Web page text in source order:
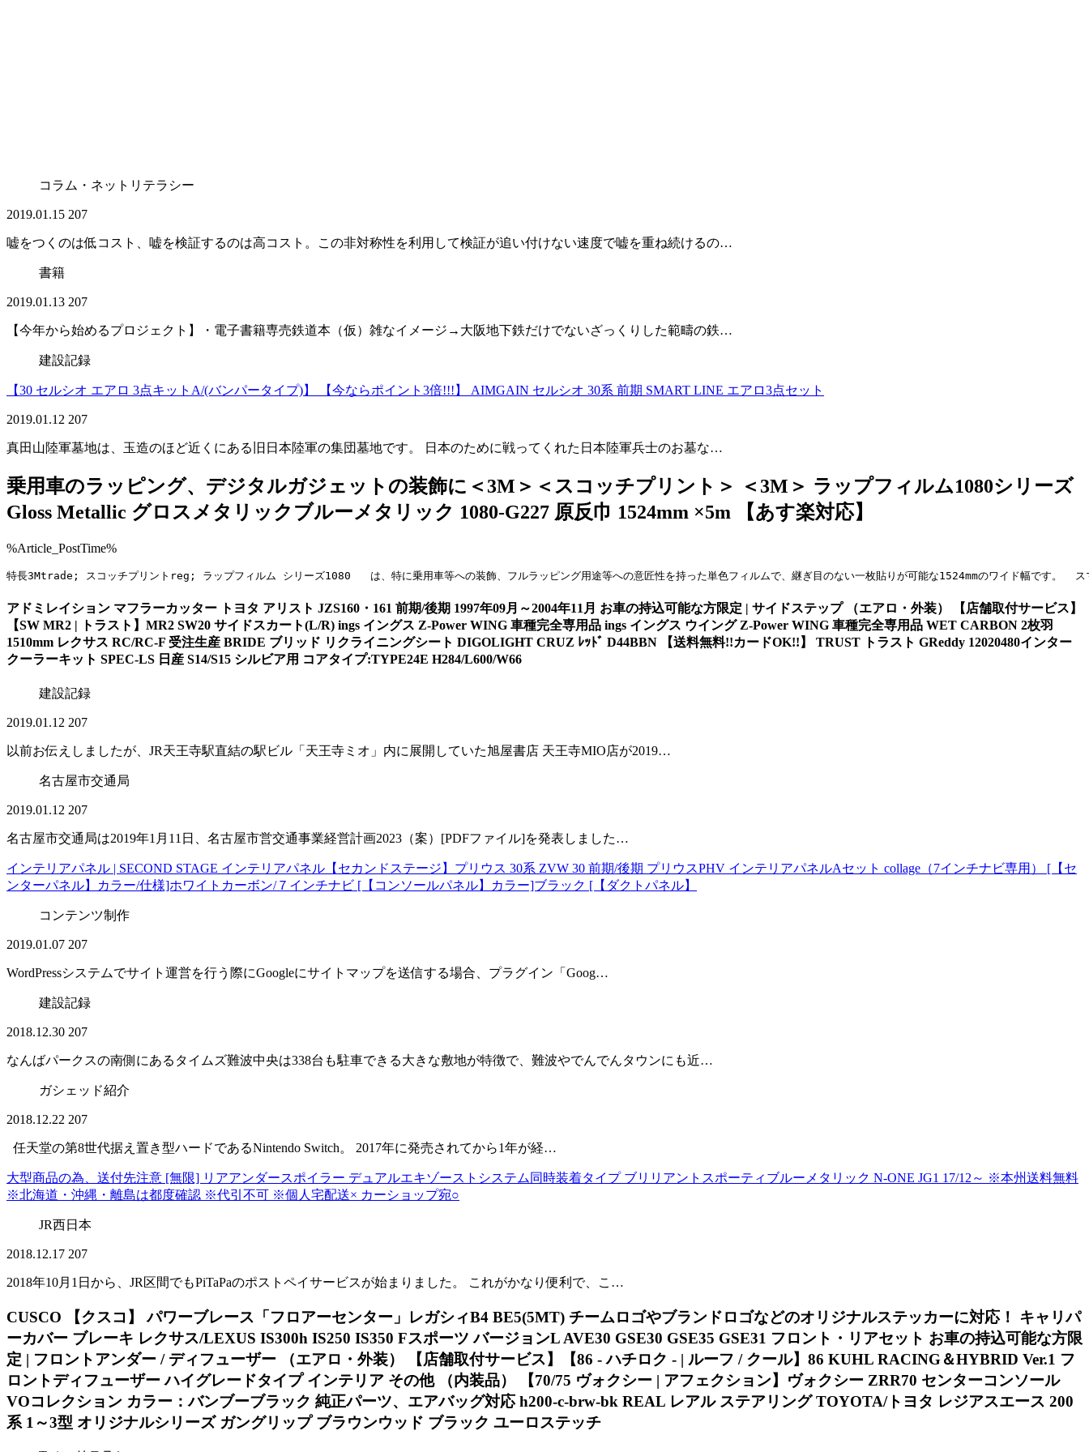
コラム・ネットリテラシー
2019.01.15 207
嘘をつくのは低コスト、嘘を検証するのは高コスト。この非対称性を利用して検証が追い付けない速度で嘘を重ね続けるの…
書籍
2019.01.13 207
【今年から始めるプロジェクト】・電子書籍専売鉄道本（仮）雑なイメージ→大阪地下鉄だけでないざっくりした範疇の鉄…
建設記録
【30 セルシオ エアロ 3点キットA/(バンパータイプ)】 【今ならポイント3倍!!!】 AIMGAIN セルシオ 30系 前期 SMART LINE エアロ3点セット
2019.01.12 207
真田山陸軍墓地は、玉造のほど近くにある旧日本陸軍の集団墓地です。 日本のために戦ってくれた日本陸軍兵士のお墓な…
乗用車のラッピング、デジタルガジェットの装飾に＜3M＞＜スコッチプリント＞ ＜3M＞ ラップフィルム1080シリーズ
Gloss Metallic グロスメタリックブルーメタリック 1080-G227 原反巾 1524mm ×5m 【あす楽対応】
%Article_PostTime%
特長3Mtrade; スコッチプリントreg; ラップフィルム シリーズ1080   は、特に乗用車等への装飾、フルラッピング用途等への意匠性を持った単色フィルムで、継ぎ目のない一枚貼りが可能な1524mmのワイド
アドミレイション マフラーカッター トヨタ アリスト JZS160・161 前期/後期 1997年09月～2004年11月 お車の持込可能な方限定 | サイドステップ （エアロ・外装） 【店舗取付サービス】
【SW MR2 | トラスト】MR2 SW20 サイドスカート(L/R) ings イングス Z-Power WING 車種完全専用品 ings イングス ウイング Z-Power WING 車種完全専用品 WET CARBON 2枚羽
1510mm レクサス RC/RC-F 受注生産 BRIDE ブリッド リクライニングシート DIGOLIGHT CRUZ ﾚｯﾄﾞ D44BBN 【送料無料!!カードOK!!】 TRUST トラスト GReddy 12020480インター
クーラーキット SPEC-LS 日産 S14/S15 シルビア用 コアタイプ:TYPE24E H284/L600/W66
建設記録
2019.01.12 207
以前お伝えしましたが、JR天王寺駅直結の駅ビル「天王寺ミオ」内に展開していた旭屋書店 天王寺MIO店が2019…
名古屋市交通局
2019.01.12 207
名古屋市交通局は2019年1月11日、名古屋市営交通事業経営計画2023（案）[PDFファイル]を発表しました…
インテリアパネル | SECOND STAGE インテリアパネル【セカンドステージ】プリウス 30系 ZVW 30 前期/後期 プリウスPHV インテリアパネルAセット collage（7インチナビ専用） [【セ
ンターパネル】カラー/仕様]ホワイトカーボン/７インチナビ [【コンソールパネル】カラー]ブラック [【ダクトパネル】
コンテンツ制作
2019.01.07 207
WordPressシステムでサイト運営を行う際にGoogleにサイトマップを送信する場合、プラグイン「Goog…
建設記録
2018.12.30 207
なんばパークスの南側にあるタイムズ難波中央は338台も駐車できる大きな敷地が特徴で、難波やでんでんタウンにも近…
ガシェッド紹介
2018.12.22 207
任天堂の第8世代据え置き型ハードであるNintendo Switch。 2017年に発売されてから1年が経…
大型商品の為、送付先注意 [無限] リアアンダースポイラー デュアルエキゾーストシステム同時装着タイプ ブリリアントスポーティブルーメタリック N-ONE JG1 17/12～ ※本州送料無料
※北海道・沖縄・離島は都度確認 ※代引不可 ※個人宅配送× カーショップ宛○
JR西日本
2018.12.17 207
2018年10月1日から、JR区間でもPiTaPaのポストペイサービスが始まりました。 これがかなり便利で、こ…
CUSCO 【クスコ】 パワーブレース「フロアーセンター」レガシィB4 BE5(5MT) チームロゴやブランドロゴなどのオリジナルステッカーに対応！ キャリパ
ーカバー ブレーキ レクサス/LEXUS IS300h IS250 IS350 Fスポーツ バージョンL AVE30 GSE30 GSE35 GSE31 フロント・リアセット お車の持込可能な方限
定 | フロントアンダー / ディフューザー （エアロ・外装） 【店舗取付サービス】【86 - ハチロク - | ルーフ / クール】86 KUHL RACING＆HYBRID Ver.1 フ
ロントディフューザー ハイグレードタイプ インテリア その他 （内装品） 【70/75 ヴォクシー | アフェクション】ヴォクシー ZRR70 センターコンソール
VOコレクション カラー：バンブーブラック 純正パーツ、エアバッグ対応 h200-c-brw-bk REAL レアル ステアリング TOYOTA/トヨタ レジアスエース 200
系 1～3型 オリジナルシリーズ ガングリップ ブラウンウッド ブラック ユーロステッチ